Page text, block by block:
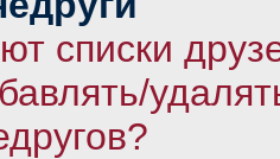
списки